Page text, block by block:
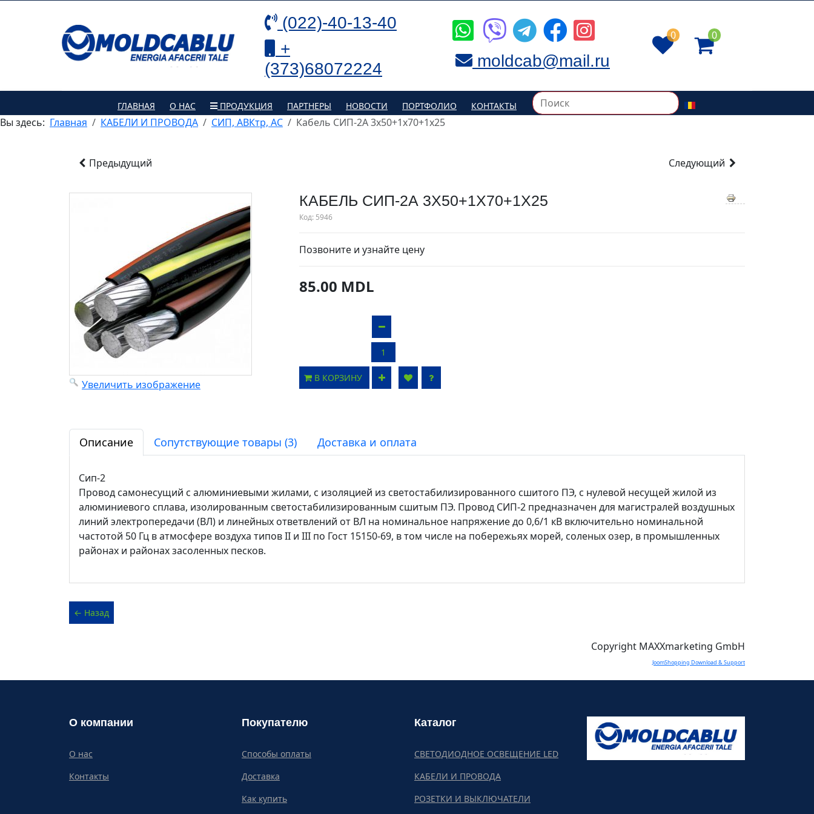
(022)-40-13-40
+
(373)68072224
moldcab@mail.ru
0 0
ГЛАВНАЯ О НАС ПРОДУКЦИЯ ПАРТНЕРЫ НОВОСТИ ПОРТФОЛИО КОНТАКТЫ
Вы здесь: Главная КАБЕЛИ И ПРОВОДА СИП, АВКтр, АС Кабель СИП-2А 3х50+1х70+1х25
Предыдущий Следующий
Увеличить изображение
КАБЕЛЬ СИП-2А 3Х50+1Х70+1Х25
Код: 5946
Позвоните и узнайте цену
85.00 MDL
В КОРЗИНУ
Описание Сопутствующие товары (3) Доставка и оплата
Сип-2
Провод самонесущий с алюминиевыми жилами, с изоляцией из светостабилизированного сшитого ПЭ, с нулевой несущей жилой из
алюминиевого сплава, изолированным светостабилизированным сшитым ПЭ. Провод СИП-2 предназначен для магистралей воздушных
линий электропередачи (ВЛ) и линейных ответвлений от ВЛ на номинальное напряжение до 0,6/1 кВ включительно номинальной
частотой 50 Гц в атмосфере воздуха типов II и III по Гост 15150-69, в том числе на побережьях морей, соленых озер, в промышленных
районах и районах засоленных песков.
Copyright MAXXmarketing GmbH
JoomShopping Download & Support
О компании
О нас
Контакты
Покупателю
Способы оплаты
Доставка
Как купить
Каталог
СВЕТОДИОДНОЕ ОСВЕЩЕНИЕ LED
КАБЕЛИ И ПРОВОДА
РОЗЕТКИ И ВЫКЛЮЧАТЕЛИ